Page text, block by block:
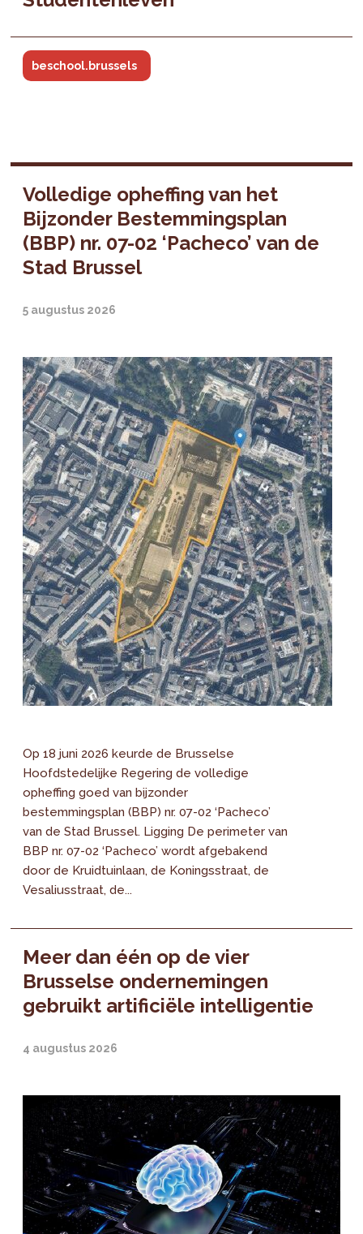
beschool.brussels
Volledige opheffing van het
Bijzonder Bestemmingsplan
(BBP) nr. 07-02 ‘Pacheco’ van de
Stad Brussel
5 augustus 2026
Op 18 juni 2026 keurde de Brusselse
Hoofdstedelijke Regering de volledige
opheffing goed van bijzonder
bestemmingsplan (BBP) nr. 07-02 ‘Pacheco’
van de Stad Brussel. Ligging De perimeter van
BBP nr. 07-02 ‘Pacheco’ wordt afgebakend
door de Kruidtuinlaan, de Koningsstraat, de
Vesaliusstraat, de...
Meer dan één op de vier
Brusselse ondernemingen
gebruikt artificiële intelligentie
4 augustus 2026